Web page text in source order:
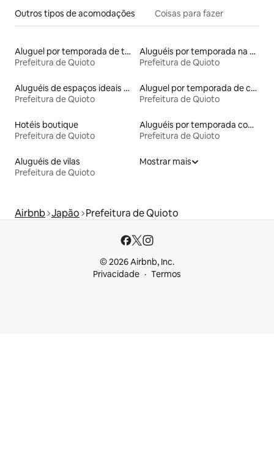
Outros tipos de acomodações Coisas para fazer
Aluguel por temporada de townhouses
Prefeitura de Quioto
Aluguéis por temporada na orla
Prefeitura de Quioto
Aluguéis de espaços ideais para famílias
Prefeitura de Quioto
Aluguel por temporada de casas de hóspedes
Prefeitura de Quioto
Hotéis boutique
Prefeitura de Quioto
Aluguéis por temporada com acesso ao lago
Prefeitura de Quioto
Aluguéis de vilas
Prefeitura de Quioto
Mostrar mais
Airbnb Japão Prefeitura de Quioto
© 2026 Airbnb, Inc.
Privacidade
Termos